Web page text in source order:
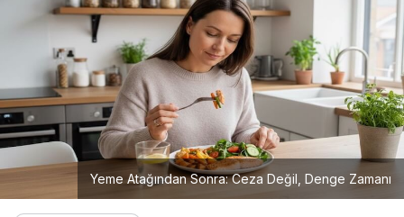
Yeme Atağından Sonra: Ceza Değil, Denge Zamanı